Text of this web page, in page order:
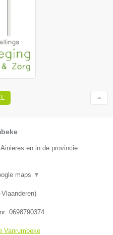
en in de provincie
maps ▼
)
0698790374
Vanrumbeke